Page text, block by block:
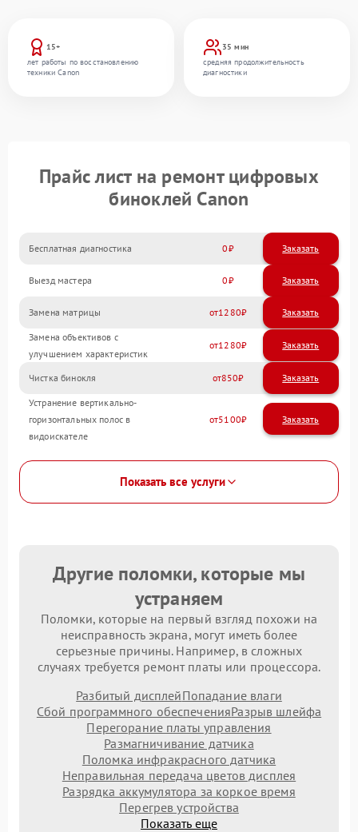
15+
лет работы по восстановлению
техники Canon
35 мин
средняя продолжительность
диагностики
Прайс лист на ремонт цифровых
биноклей Canon
Бесплатная диагностика 0 Заказать
Выезд мастера 0 Заказать
Замена матрицы 1280
Замена объективов с
улучшением характеристик
1280
Чистка бинокля 850
Устранение вертикально-
горизонтальных полос в
видоискателе
5100
Показать все услуги
Другие поломки, которые мы
устраняем
Поломки, которые на первый взгляд похожи на
неисправность экрана, могут иметь более
серьезные причины. Например, в сложных
случаях требуется ремонт платы или процессора.
Разбитый дисплейПопадание влаги
Сбой программного обеспеченияРазрыв шлейфа
Перегорание платы управления
Размагничивание датчика
Поломка инфракрасного датчика
Неправильная передача цветов дисплея
Разрядка аккумулятора за коркое время
Перегрев устройства
Показать еще